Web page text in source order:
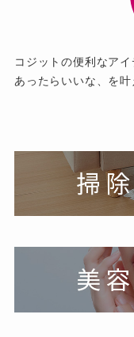
コジットの便利なア
あったらいいな、を叶